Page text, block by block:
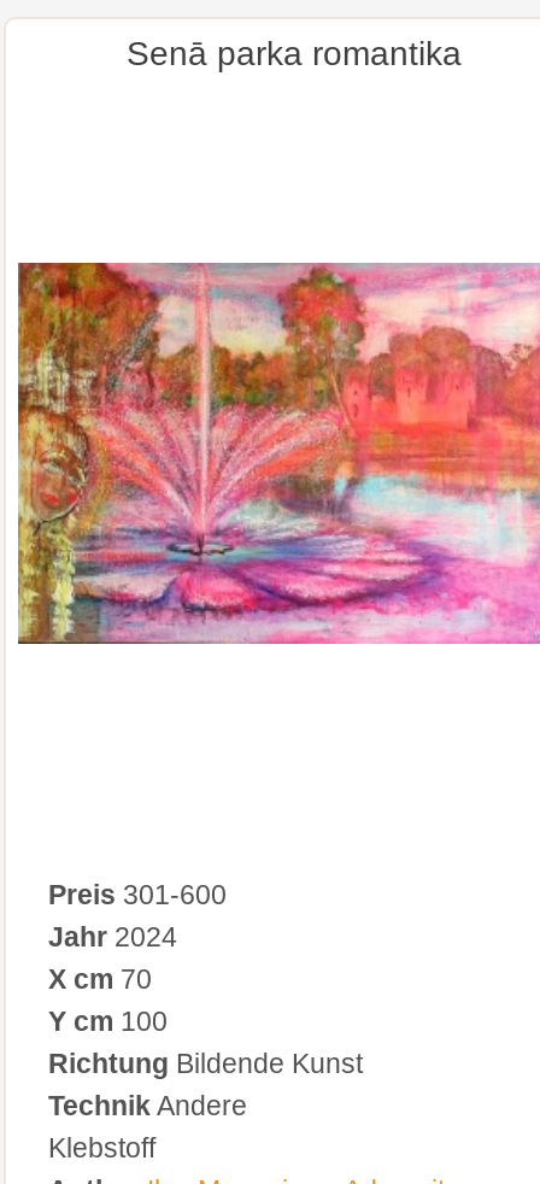
Senā parka romantika
Preis 301-600
Jahr 2024
X cm 70
Y cm 100
Richtung Bildende Kunst
TechnikAndere
Klebstoff